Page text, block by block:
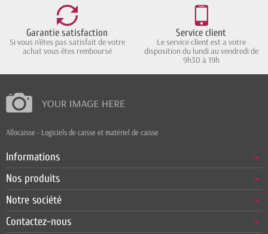
Garantie satisfaction
Si vous n'êtes pas satisfait de votre
achat vous êtes remboursé
Service client
Le service client est a votre
disposition du lundi au vendredi de
9h30 à 19h
Allocaisse - Logiciels de caisse et matériel de caisse
Informations
Nos produits
Notre société
Contactez-nous